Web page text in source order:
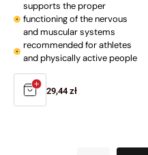
supports the proper
functioning of the nervous
and muscular systems
recommended for athletes
and physically active people
Regular
29,44 zł